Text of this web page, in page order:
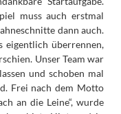
muss auch erstmal
dann auch.
eigentlich überrennen,
Unser Team war
und schoben mal
Frei nach dem Motto
an die Leine“, wurde